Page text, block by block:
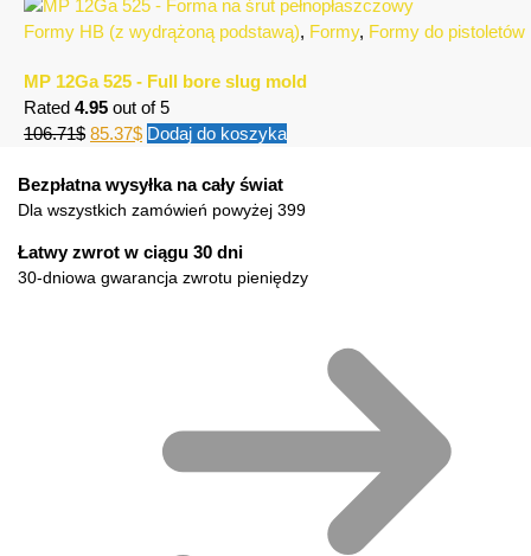
Formy HB (z wydrążoną podstawą), Formy, Formy do pistoletów
MP 12Ga 525 - Full bore slug mold
Rated 4.95 out of 5
106.71$ 85.37$ Dodaj do koszyka
Bezpłatna wysyłka na cały świat
Dla wszystkich zamówień powyżej 399
Łatwy zwrot w ciągu 30 dni
30-dniowa gwarancja zwrotu pieniędzy